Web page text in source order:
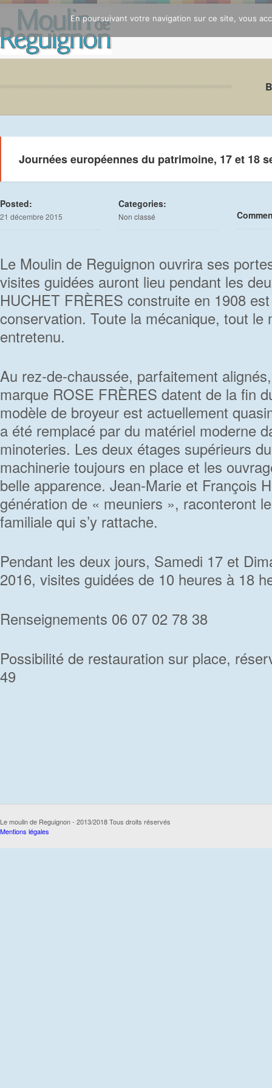
Journées européennes du patrimoine, 17 et 18
Posted:
21 décembre 2015
Categories:
Non classé
Le Moulin de Reguignon ouvrira ses
visites guidées auront lieu pendant les
HUCHET FRÈRES construite en 1908
conservation. Toute la mécanique, tout le
entretenu.
Au rez-de-chaussée, parfaitement
marque ROSE FRÈRES datent de la fin
modèle de broyeur est actuellement
a été remplacé par du matériel moderne
minoteries. Les deux étages supérieurs
machinerie toujours en place et les
belle apparence. Jean-Marie et François
génération de « meuniers », raconteront
familiale qui s’y rattache.
Pendant les deux jours, Samedi 17 et
2016, visites guidées de 10 heures à 18
Renseignements 06 07 02 78 38
Possibilité de restauration sur place,
49
En poursuivant votre navigation sur ce site, vous
Le moulin de Reguignon - 2013/2018 Tous droits réservés
Mentions légales